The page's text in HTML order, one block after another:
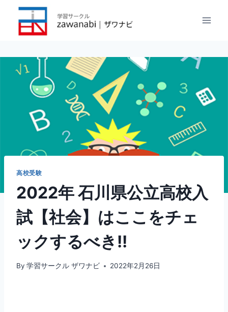
高校受験
2022年 石川県公立高校入
試【社会】はここをチェ
ックするべき!!
By 学習サークル ザワナビ 2022年2月26日